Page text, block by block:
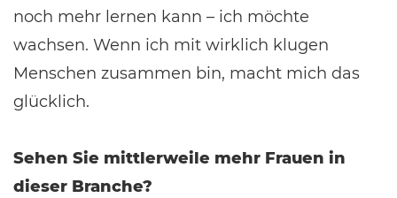
noch mehr lernen kann – ich möchte
wachsen. Wenn ich mit wirklich klugen
Menschen zusammen bin, macht mich das
glücklich.
Sehen Sie mittlerweile mehr Frauen in
dieser Branche?